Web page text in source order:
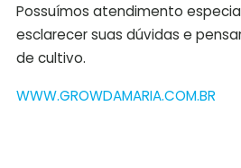
Possuímos atendimento
esclarecer suas dúvidas e
de cultivo.
WWW.GROWDAMARIA.COM.BR